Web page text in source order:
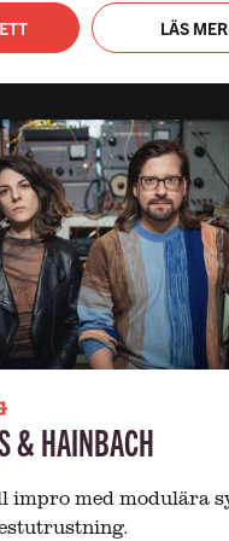
LÄS MER
& HAINBACH
impro med modulära